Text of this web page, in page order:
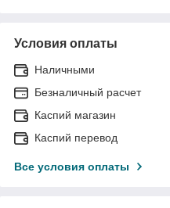
Условия оплаты
Наличными
Безналичный расчет
Каспий магазин
Каспий перевод
Все условия оплаты